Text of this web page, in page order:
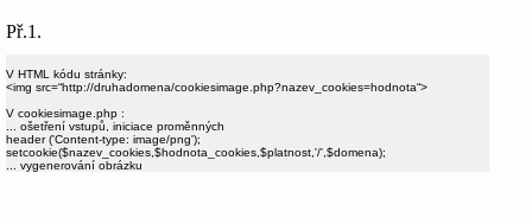
Př.1.
V HTML kódu stránky:
<img src=“http://druhadomena/cookiesimage.php?nazev_cookies=hodnota“>
V cookiesimage.php :
... ošetření vstupů, iniciace proměnných
header ('Content-type: image/png');
setcookie($nazev_cookies,$hodnota_cookies,$platnost,'/',$domena);